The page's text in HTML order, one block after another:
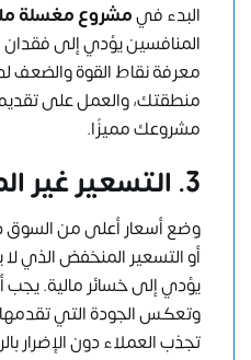
البدء فيمشروع مغسلة
المنافسينيؤدي إلى فقدان
معرفة نقاط القوة
منطقتك، والعمل على
مشروعك مميزًا.
3. التسعير غير المدروس
وضع أسعار أعلى من السوق
أو التسعير المنخفض الذي
يؤدي إلى خسائر مالية. يجب
وتعكس الجودة التي
تجذب العملاء دون الإضرار